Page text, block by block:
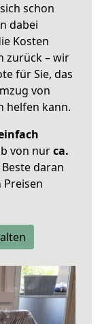
schon
dabei
Kosten
zurück – wir
für Sie, das
von
helfen kann.
von nurca.
daran
Preisen